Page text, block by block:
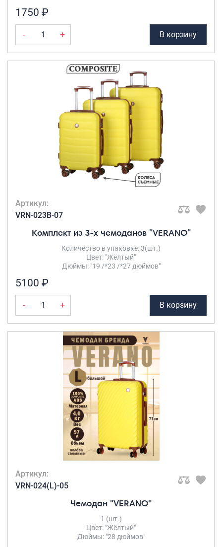
1750 ₽
- + В корзину
Артикул:
VRN-023B-07
Комплект из 3-х чемоданов "VERANO"
Количество в упаковке: 3(шт.)
Цвет: "Жёлтый"
Дюймы: "19 /*23 /*27 дюймов"
5100 ₽
- + В корзину
Артикул:
VRN-024(L)-05
Чемодан "VERANO"
1 (шт.)
Цвет: "Жёлтый"
Дюймы: "28 дюймов"